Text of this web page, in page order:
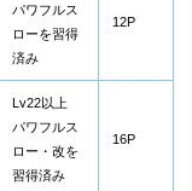
パワフルス
ローを習得
済み
12P
Lv22以上
パワフルス
ロー・改を
習得済み
16P